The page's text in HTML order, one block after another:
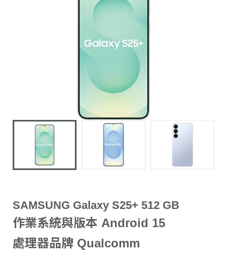
SAMSUNG Galaxy S25+ 512 GB
作業系統與版本 Android 15
處理器品牌 Qualcomm